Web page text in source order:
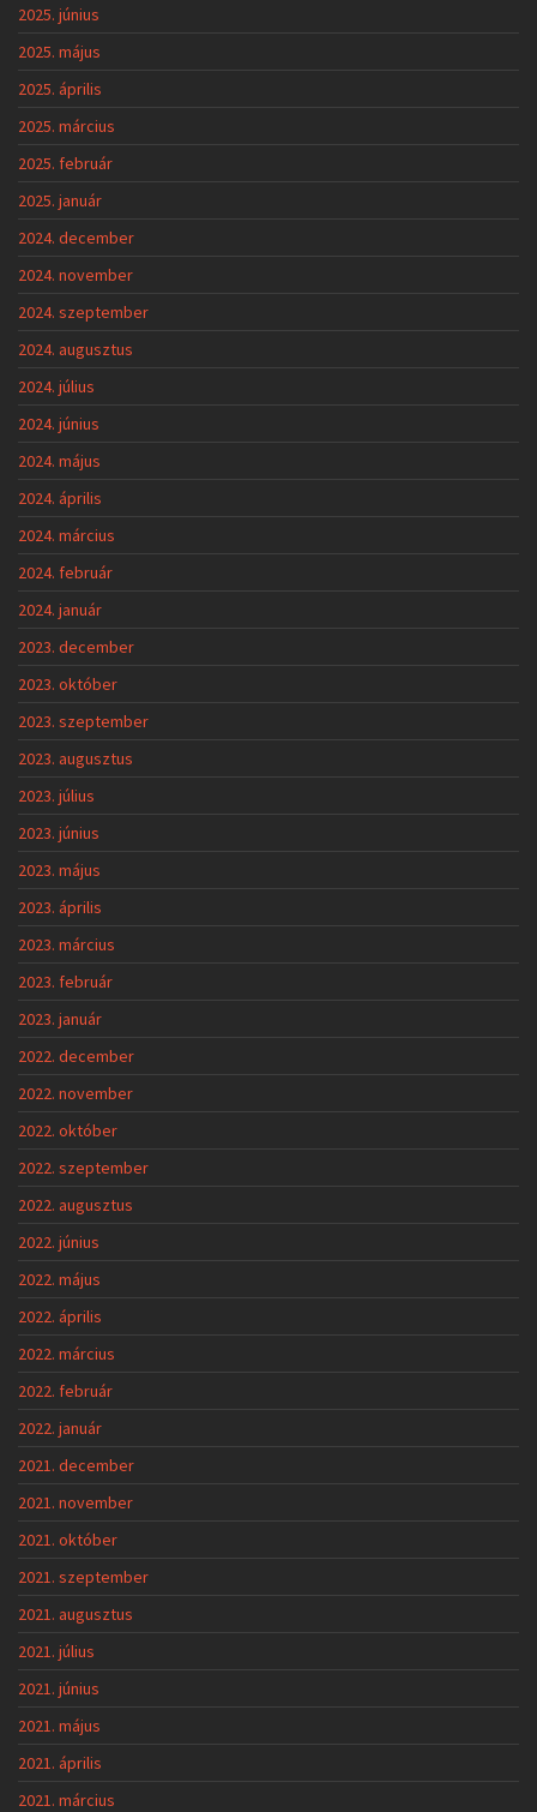
2025. június
2025. május
2025. április
2025. március
2025. február
2025. január
2024. december
2024. november
2024. szeptember
2024. augusztus
2024. július
2024. június
2024. május
2024. április
2024. március
2024. február
2024. január
2023. december
2023. október
2023. szeptember
2023. augusztus
2023. július
2023. június
2023. május
2023. április
2023. március
2023. február
2023. január
2022. december
2022. november
2022. október
2022. szeptember
2022. augusztus
2022. június
2022. május
2022. április
2022. március
2022. február
2022. január
2021. december
2021. november
2021. október
2021. szeptember
2021. augusztus
2021. július
2021. június
2021. május
2021. április
2021. március